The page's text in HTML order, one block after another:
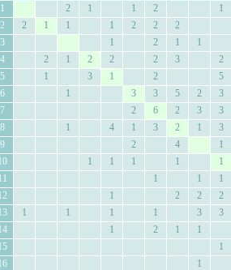
1 2 1 1 2
1
2 2 1 1 1 2 2
2
3 1 2 1
1
4 2 1 2 2 2 3
2
5 1 3 1 2
5
6 1 3 3 5 2
3
7 2 6 2 3
3
8 1 4 1 3 2 1
3
9 2 4
1
1 1 1 1
1
1 1
1
1 2 2
2
1 1 1 1 3
3
1 2 1
1
1
1